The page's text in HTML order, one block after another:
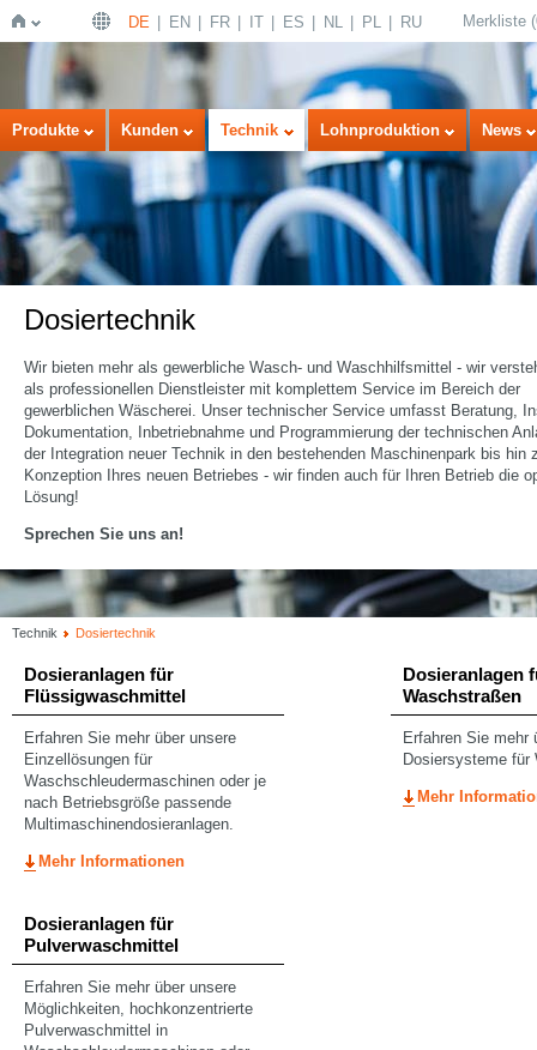
Startseite
DE EN FR IT ES NL PL RU Merkliste (
Produkte Kunden Technik Lohnproduktion News
Dosiertechnik
Wir bieten mehr als gewerbliche Wasch- und Waschhilfsmittel - wir
als professionellen Dienstleister mit komplettem Service im Bereich der
gewerblichen Wäscherei. Unser technischer Service umfasst Beratung,
Dokumentation, Inbetriebnahme und Programmierung der technischen
der Integration neuer Technik in den bestehenden Maschinenpark bis hin
Konzeption Ihres neuen Betriebes - wir finden auch für Ihren Betrieb die
Lösung!
Sprechen Sie uns an!
Technik Dosiertechnik
Dosieranlagen für
Flüssigwaschmittel
Erfahren Sie mehr über unsere
Einzellösungen für
Waschschleudermaschinen oder je
nach Betriebsgröße passende
Multimaschinendosieranlagen.
Mehr Informationen
Dosieranlagen für
Pulverwaschmittel
Erfahren Sie mehr über unsere
Möglichkeiten, hochkonzentrierte
Pulverwaschmittel in
Dosieranlagen
Waschstraßen
Erfahren Sie mehr
Dosiersysteme für
Mehr